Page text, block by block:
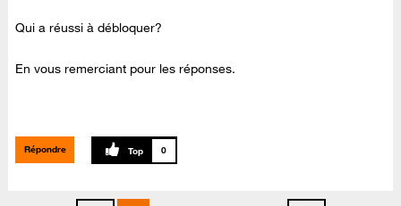
Qui a réussi à débloquer?
En vous remerciant pour les réponses.
Répondre 0